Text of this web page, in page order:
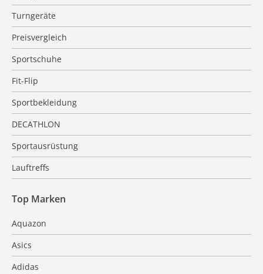
Turngeräte
Preisvergleich
Sportschuhe
Fit-Flip
Sportbekleidung
DECATHLON
Sportausrüstung
Lauftreffs
Top Marken
Aquazon
Asics
Adidas